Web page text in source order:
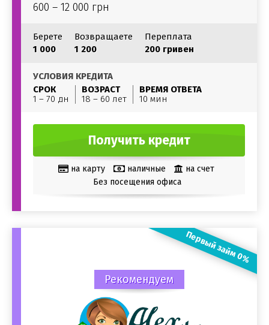
600 – 12 000 грн
Берете
1 000
Возвращаете
1 200
Переплата
200 гривен
УСЛОВИЯ КРЕДИТА
СРОК
1 – 70 дн
ВОЗРАСТ
18 – 60 лет
ВРЕМЯ ОТВЕТА
10 мин
Получить кредит
на карту наличные
на счет
Без посещения офиса
Рекомендуем
Первый займ 0%